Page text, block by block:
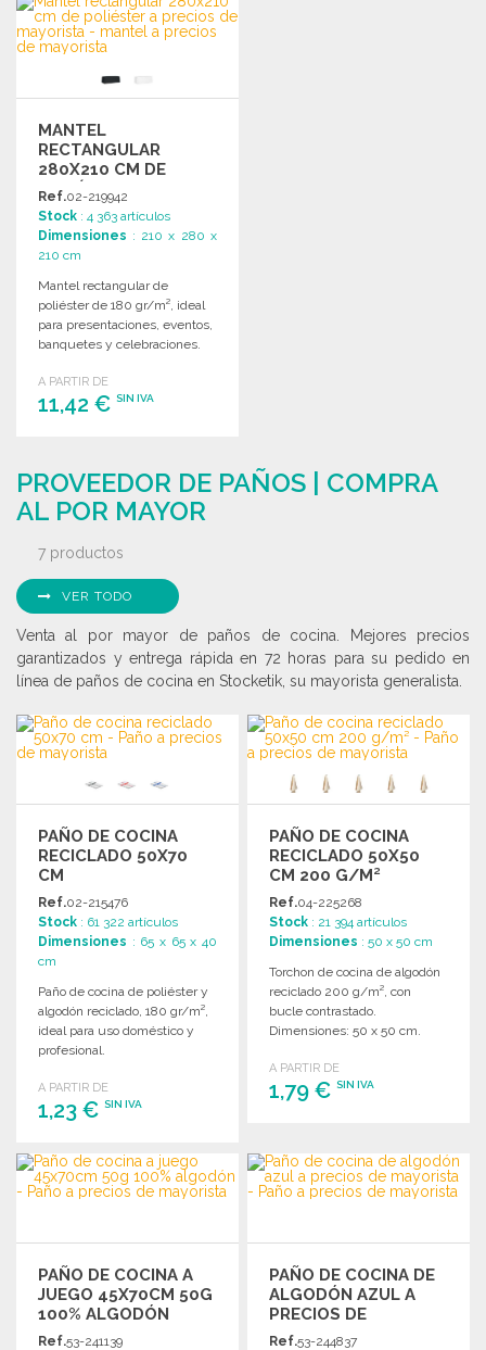
MANTEL
RECTANGULAR
280X210 CM DE
POLIÉSTER
Ref.02-219942
Stock : 4 363 artículos
Dimensiones : 210 x 280 x
210 cm
Mantel rectangular de
poliéster de 180 gr/m², ideal
para presentaciones, eventos,
banquetes y celebraciones.
A PARTIR DE
11,42 € SIN IVA
Solicitar un presupuesto
PROVEEDOR DE PAÑOS | COMPRA
AL POR MAYOR
7 productos
VER TODO
Venta al por mayor de paños de cocina. Mejores precios
garantizados y entrega rápida en 72 horas para su pedido en
línea de paños de cocina en Stocketik, su mayorista generalista.
PAÑO DE COCINA
RECICLADO 50X70
CM
Ref.02-215476
Stock : 61 322 artículos
Dimensiones : 65 x 65 x 40
cm
Paño de cocina de poliéster y
algodón reciclado, 180 gr/m²,
ideal para uso doméstico y
profesional.
A PARTIR DE
1,23 € SIN IVA
PEDIR
Solicitar un presupuesto
PAÑO DE COCINA
RECICLADO 50X50
CM 200 G/M²
Ref.04-225268
Stock : 21 394 artículos
Dimensiones : 50 x 50 cm
Torchon de cocina de algodón
reciclado 200 g/m², con
bucle contrastado.
Dimensiones: 50 x 50 cm.
A PARTIR DE
1,79 €SIN IVA
Solicitar un presupuesto
PAÑO DE COCINA A
JUEGO 45X70CM 50G
100% ALGODÓN
Ref.53-241139
PAÑO DE COCINA DE
ALGODÓN AZUL A
PRECIOS DE
MAYORISTA
Ref.53-244837